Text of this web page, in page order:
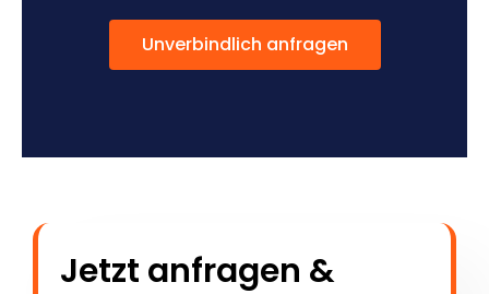
Unverbindlich anfragen
Jetzt anfragen &